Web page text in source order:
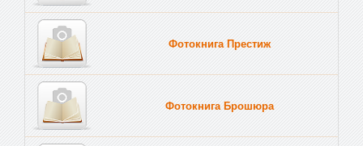
Фотокнига Престиж
Фотокнига Брошюра